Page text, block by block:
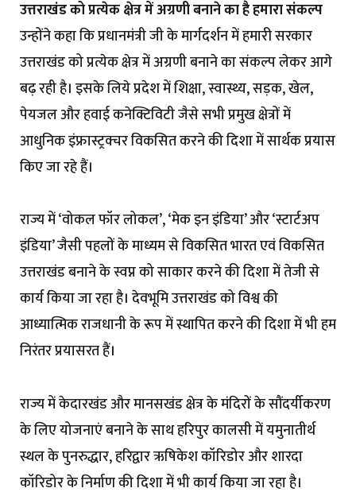
उत्तराखंड को प्रत्येक क्षेत्र में अग्रणी बनाने का है हमारा संकल्प
उन्होंने कहा कि प्रधानमंत्री जी के मार्गदर्शन में हमारी सरकार
उत्तराखंड को प्रत्येक क्षेत्र में अग्रणी बनाने का संकल्प लेकर आगे
बढ़ रही है। इसके लिये प्रदेश में शिक्षा, स्वास्थ्य, सड़क, खेल,
पेयजल और हवाई कनेक्टिविटी जैसे सभी प्रमुख क्षेत्रों में
आधुनिक इंफ्रास्ट्रक्चर विकसित करने की दिशा में सार्थक प्रयास
किए जा रहे हैं।
राज्य में ‘वोकल फॉर लोकल’, ‘मेक इन इंडिया’ और ‘स्टार्टअप
इंडिया’ जैसी पहलों के माध्यम से विकसित भारत एवं विकसित
उत्तराखंड बनाने के स्वप्न को साकार करने की दिशा में तेजी से
कार्य किया जा रहा है। देवभूमि उत्तराखंड को विश्व की
आध्यात्मिक राजधानी के रूप में स्थापित करने की दिशा में भी हम
निरंतर प्रयासरत हैं।
राज्य में केदारखंड और मानसखंड क्षेत्र के मंदिरों के सौंदर्यीकरण
के लिए योजनाएं बनाने के साथ हरिपुर कालसी में यमुनातीर्थ
स्थल के पुनरुद्धार, हरिद्वार ऋषिकेश कॉरिडोर और शारदा
कॉरिडोर के निर्माण की दिशा में भी कार्य किया जा रहा है।